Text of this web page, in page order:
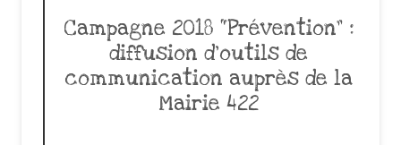
Campagne 2018 “Prévention” :
diffusion d’outils de
communication auprès de la
Mairie 422